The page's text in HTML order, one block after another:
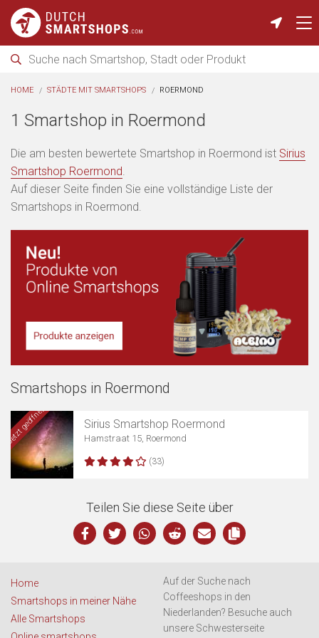
HOME STÄDTE MIT SMARTSHOPS ROERMOND
1 Smartshop in Roermond
Die am besten bewertete Smartshop in Roermond ist Sirius
Smartshop Roermond.
Auf dieser Seite finden Sie eine vollständige Liste der
Smartshops in Roermond.
Smartshops in Roermond
Jetzt geöffnet Sirius Smartshop Roermond
Hamstraat 15, Roermond
(33)
Teilen Sie diese Seite über
Home
Smartshops in meiner Nähe
Alle Smartshops
Auf der Suche nach
Coffeeshops in den
Niederlanden? Besuche auch
unsere Schwesterseite